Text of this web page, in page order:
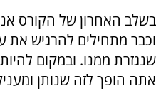
בשלב האחרון של הקורס
וכבר מתחילים להרגיש את
שנגזרת ממנו. ובמקום
אתה הופך לזה שנותן